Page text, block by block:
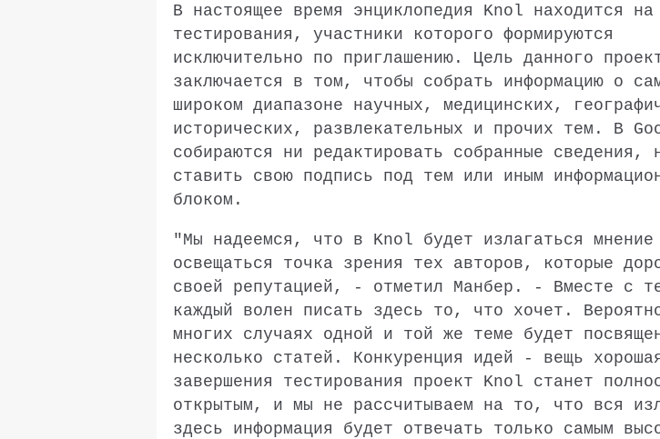
В настоящее время энциклопедия Knol находится на
тестирования, участники которого формируются
исключительно по приглашению. Цель данного
заключается в том, чтобы собрать информацию о
широком диапазоне научных, медицинских,
исторических, развлекательных и прочих тем. В
собираются ни редактировать собранные сведения,
ставить свою подпись под тем или иным
блоком.
"Мы надеемся, что в Knol будет излагаться мнение
освещаться точка зрения тех авторов, которые
своей репутацией, - отметил Манбер. - Вместе с
каждый волен писать здесь то, что хочет.
многих случаях одной и той же теме будет
несколько статей. Конкуренция идей - вещь
завершения тестирования проект Knol станет
открытым, и мы не рассчитываем на то, что вся
здесь информация будет отвечать только самым